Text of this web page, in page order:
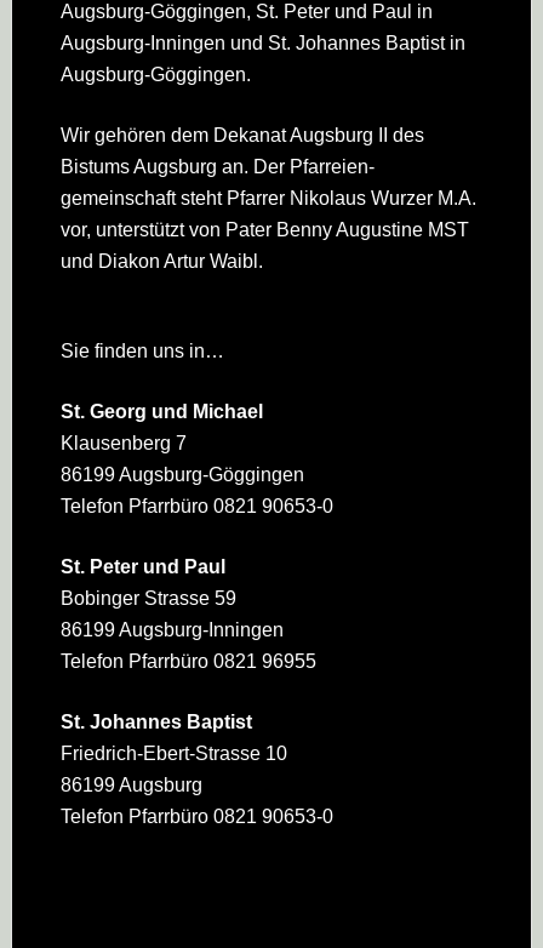
Augsburg-Göggingen, St. Peter und Paul in
Augsburg-Inningen und St. Johannes Baptist in
Augsburg-Göggingen.
Wir gehören dem Dekanat Augsburg II des
Bistums Augsburg an. Der Pfarreien­
gemeinschaft steht Pfarrer Nikolaus Wurzer M.A.
vor, unterstützt von Pater Benny Augustine MST
und Diakon Artur Waibl.
Sie finden uns in…
St. Georg und Michael
Klausenberg 7
86199 Augsburg-Göggingen
Telefon Pfarrbüro 0821 90653-0
St. Peter und Paul
Bobinger Strasse 59
86199 Augsburg-Inningen
Telefon Pfarrbüro 0821 96955
St. Johannes Baptist
Friedrich-Ebert-Strasse 10
86199 Augsburg
Telefon Pfarrbüro 0821 90653-0